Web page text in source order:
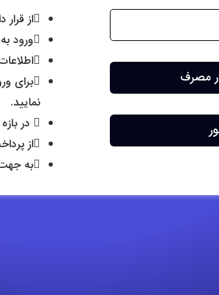
مصرف
از
ورود
برای
نمایید.
در
از
به